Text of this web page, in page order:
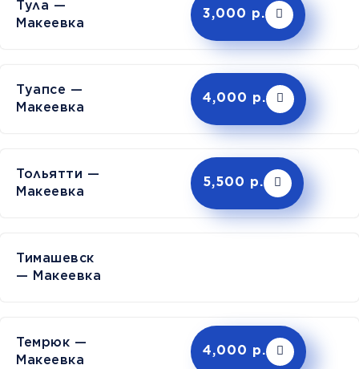
Тула —
Макеевка
3,000 р.
Туапсе —
Макеевка
4,000 р.
Тольятти —
Макеевка
5,500 р.
— Макеевка
Темрюк —
Макеевка
4,000 р.